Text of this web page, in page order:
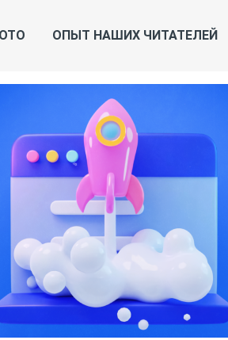
ОПЫТ НАШИХ ЧИТАТЕЛЕЙ